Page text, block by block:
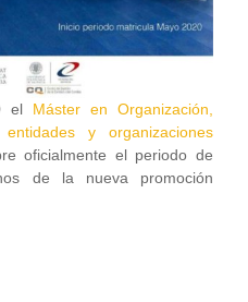
el Máster en Organización,
y organizaciones
oficialmente el periodo de
de la nueva promoción